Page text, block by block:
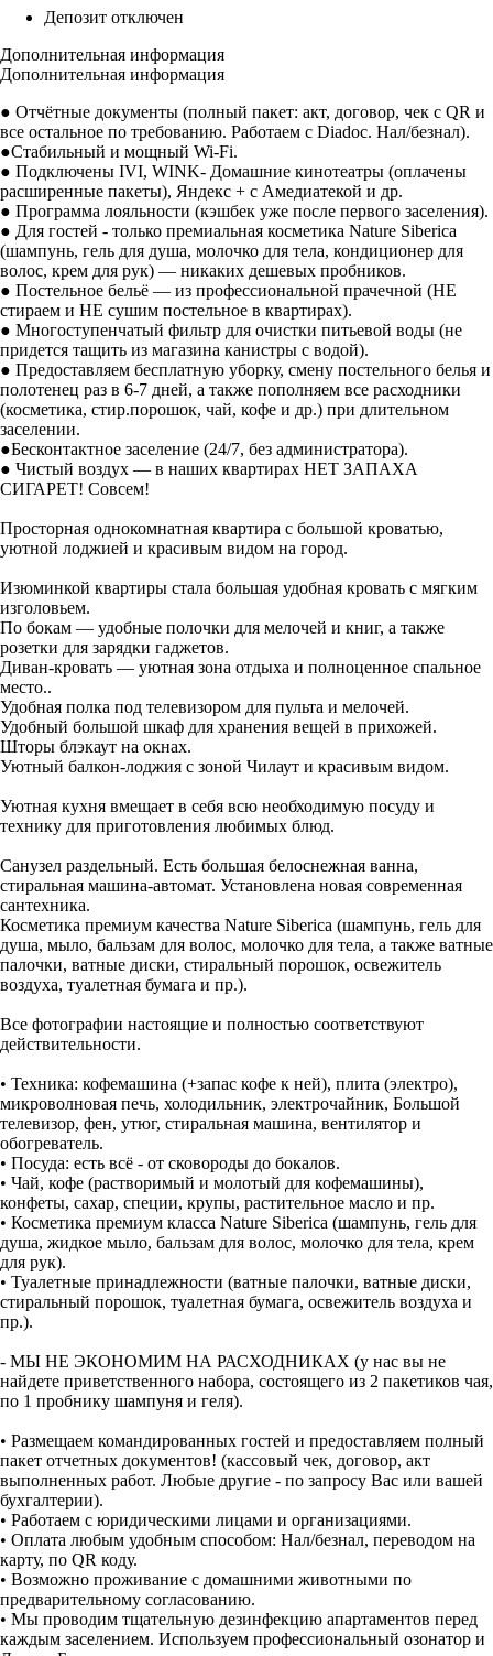
Депозит отключен
Дополнительная информация
Дополнительная информация
● Отчётные документы (полный пакет: акт, договор, чек с QR и
все остальное по требованию. Работаем с Diadoc. Нал/безнал).
●Стабильный и мощный Wi-Fi.
● Подключены IVI, WINK- Домашние кинотеатры (оплачены
расширенные пакеты), Яндекс + с Амедиатекой и др.
● Программа лояльности (кэшбек уже после первого заселения).
● Для гостей - только премиальная косметика Nature Siberica
(шампунь, гель для душа, молочко для тела, кондиционер для
волос, крем для рук) — никаких дешевых пробников.
● Постельное бельё — из профессиональной прачечной (НЕ
стираем и НЕ сушим постельное в квартирах).
● Многоступенчатый фильтр для очистки питьевой воды (не
придется тащить из магазина канистры с водой).
● Предоставляем бесплатную уборку, смену постельного белья и
полотенец раз в 6-7 дней, а также пополняем все расходники
(косметика, стир.порошок, чай, кофе и др.) при длительном
заселении.
●Бесконтактное заселение (24/7, без администратора).
● Чистый воздух — в наших квартирах НЕТ ЗАПАХА
СИГАРЕТ! Совсем!
Просторная однокомнатная квартира с большой кроватью,
уютной лоджией и красивым видом на город.
Изюминкой квартиры стала большая удобная кровать с мягким
изголовьем.
По бокам — удобные полочки для мелочей и книг, а также
розетки для зарядки гаджетов.
Диван-кровать — уютная зона отдыха и полноценное спальное
место..
Удобная полка под телевизором для пульта и мелочей.
Удобный большой шкаф для хранения вещей в прихожей.
Шторы блэкаут на окнах.
Уютный балкон-лоджия с зоной Чилаут и красивым видом.
Уютная кухня вмещает в себя всю необходимую посуду и
технику для приготовления любимых блюд.
Санузел раздельный. Есть большая белоснежная ванна,
стиральная машина-автомат. Установлена новая современная
сантехника.
Косметика премиум качества Nature Siberica (шампунь, гель для
душа, мыло, бальзам для волос, молочко для тела, а также ватные
палочки, ватные диски, стиральный порошок, освежитель
воздуха, туалетная бумага и пр.).
Все фотографии настоящие и полностью соответствуют
действительности.
• Техника: кофемашина (+запас кофе к ней), плита (электро),
микроволновая печь, холодильник, электрочайник, Большой
телевизор, фен, утюг, стиральная машина, вентилятор и
обогреватель.
• Посуда: есть всё - от сковороды до бокалов.
• Чай, кофе (растворимый и молотый для кофемашины),
конфеты, сахар, специи, крупы, растительное масло и пр.
• Косметика премиум класса Nature Siberica (шампунь, гель для
душа, жидкое мыло, бальзам для волос, молочко для тела, крем
для рук).
• Туалетные принадлежности (ватные палочки, ватные диски,
стиральный порошок, туалетная бумага, освежитель воздуха и
пр.).
- МЫ НЕ ЭКОНОМИМ НА РАСХОДНИКАХ (у нас вы не
найдете приветственного набора, состоящего из 2 пакетиков чая,
по 1 пробнику шампуня и геля).
• Размещаем командированных гостей и предоставляем полный
пакет отчетных документов! (кассовый чек, договор, акт
выполненных работ. Любые другие - по запросу Вас или вашей
бухгалтерии).
• Работаем с юридическими лицами и организациями.
• Оплата любым удобным способом: Нал/безнал, переводом на
карту, по QR коду.
• Возможно проживание с домашними животными по
предварительному согласованию.
• Мы проводим тщательную дезинфекцию апартаментов перед
каждым заселением. Используем профессиональный озонатор и